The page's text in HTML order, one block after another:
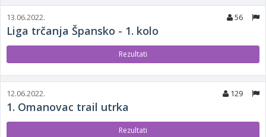
13.06.2022. 56
Liga trčanja Špansko - 1. kolo
Rezultati
12.06.2022. 129
1. Omanovac trail utrka
Rezultati